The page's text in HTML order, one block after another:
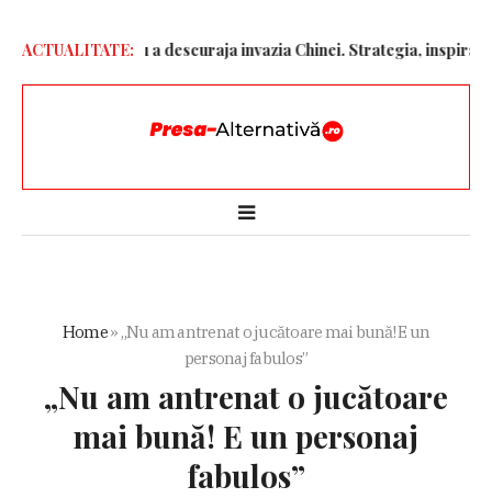
ACTUALITATE:
pentru a descuraja invazia Chinei. Strategia, inspirată de
Home» „Nu am antrenat o jucătoare mai bună! E un
personaj fabulos”
„Nu am antrenat o jucătoare
mai bună! E un personaj
fabulos”